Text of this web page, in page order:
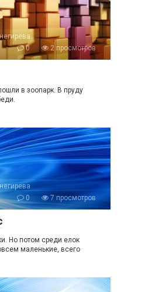
0
2 просмотров
в зоопарк. В пруду
0
7 просмотров
Но потом среди елок
маленькие, всего